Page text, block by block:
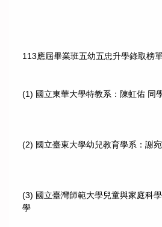
113應屆畢業班五幼五忠升學錄取榜單
(1) 國立東華大學特教系：陳虹佑 同
(2) 國立臺東大學幼兒教育學系：謝
(3) 國立臺灣師範大學兒童與家庭科
學